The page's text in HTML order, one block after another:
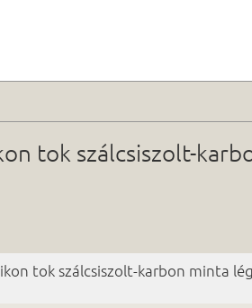
tok szálcsiszolt-
tok szálcsiszolt-karbon minta